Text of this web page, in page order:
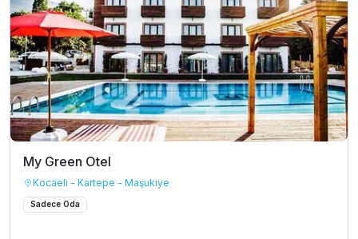
My Green Otel
Kocaeli - Kartepe - Maşukiye
Sadece Oda